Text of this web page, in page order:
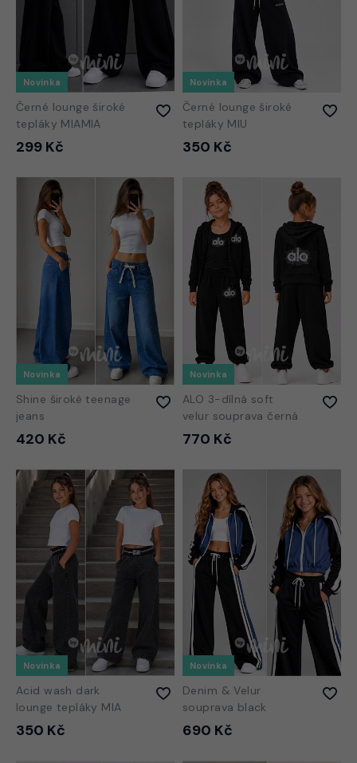
Novinka
Černé lounge široké
tepláky MIAMIA
299 Kč
Novinka
Černé lounge široké
tepláky MIU
350 Kč
Novinka
Shine široké teenage
jeans
420 Kč
Novinka
ALO 3-dílná soft
velur souprava černá
770 Kč
Novinka
Acid wash dark
lounge tepláky MIA
350 Kč
Novinka
Denim & Velur
souprava black
690 Kč